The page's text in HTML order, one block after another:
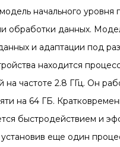
начального
обработки данных.
и адаптации под
находится
частоте 2.8 ГГц. Он
на 64 ГБ.
быстродействием и
еще один